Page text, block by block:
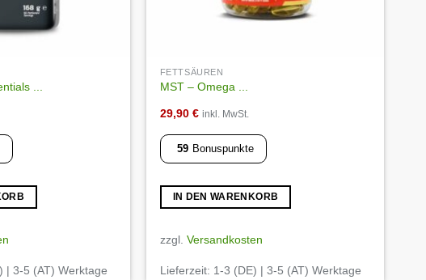
...
| 3-5 (AT) Werktage
FETTSÄUREN
MST – Omega ...
29,90 € inkl. MwSt.
59 Bonuspunkte
IN DEN WARENKORB
zzgl. Versandkosten
Lieferzeit: 1-3 (DE) | 3-5 (AT) Werktage